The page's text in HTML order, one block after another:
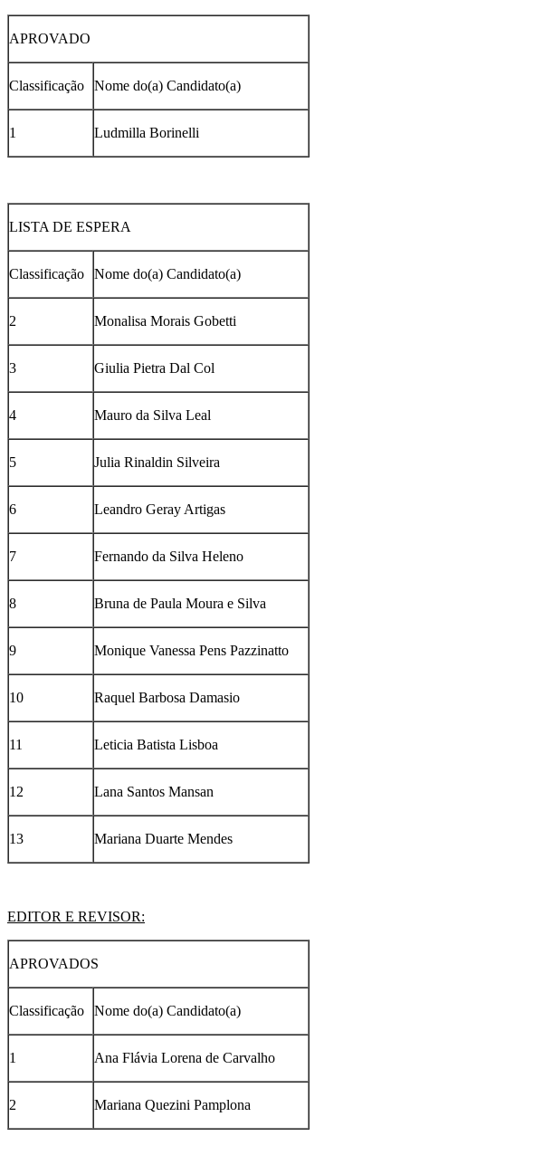
APROVADO
Classificação Nome do(a) Candidato(a)
1 Ludmilla Borinelli
LISTA DE ESPERA
Classificação Nome do(a) Candidato(a)
2 Monalisa Morais Gobetti
3 Giulia Pietra Dal Col
4 Mauro da Silva Leal
5 Julia Rinaldin Silveira
6 Leandro Geray Artigas
7 Fernando da Silva Heleno
8 Bruna de Paula Moura e Silva
9 Monique Vanessa Pens Pazzinatto
10 Raquel Barbosa Damasio
11 Leticia Batista Lisboa
12 Lana Santos Mansan
13 Mariana Duarte Mendes
EDITOR E REVISOR:
APROVADOS
Classificação Nome do(a) Candidato(a)
1 Ana Flávia Lorena de Carvalho
2 Mariana Quezini Pamplona